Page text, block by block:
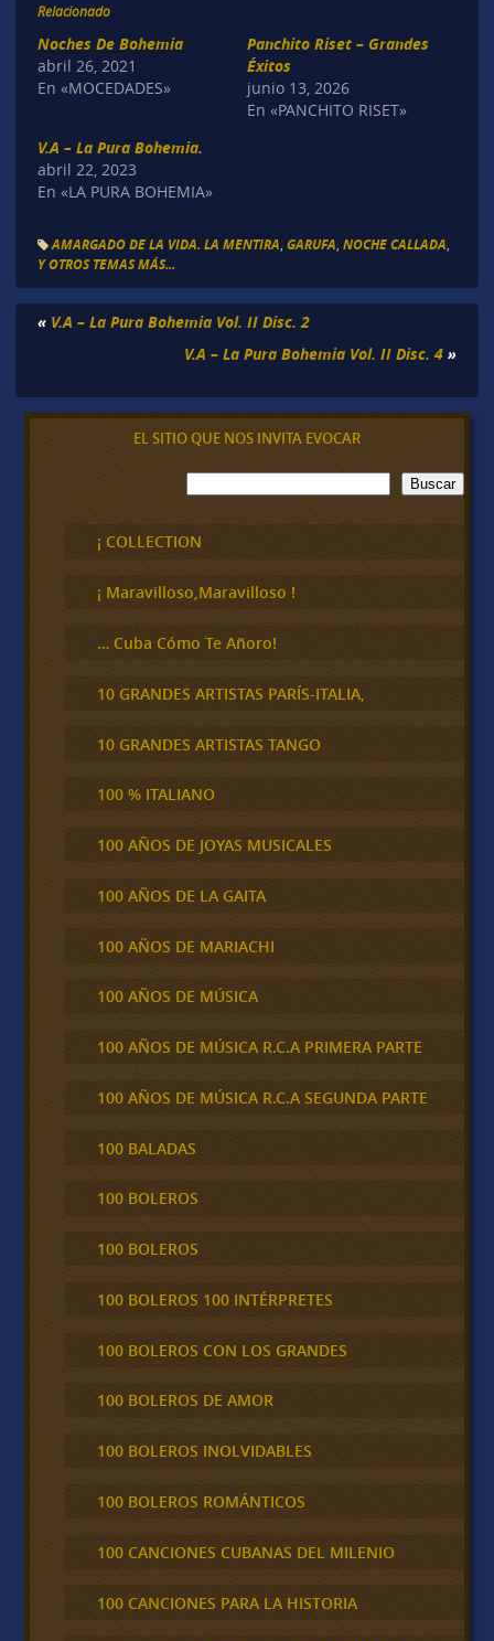
Relacionado
Noches De Bohemia
abril 26, 2021
En «MOCEDADES»
Panchito Riset – Grandes
Éxitos
junio 13, 2026
En «PANCHITO RISET»
V.A – La Pura Bohemia.
abril 22, 2023
En «LA PURA BOHEMIA»
AMARGADO DE LA VIDA. LA MENTIRA GARUFA NOCHE CALLADA
Y OTROS TEMAS MÁS...
« V.A – La Pura Bohemia Vol. II Disc. 2
V.A – La Pura Bohemia Vol. II Disc. 4 »
EL SITIO QUE NOS INVITA EVOCAR
B
u
c
a
Buscar
¡ COLLECTION
¡ Maravilloso,Maravilloso !
… Cuba Cómo Te Añoro!
10 GRANDES ARTISTAS PARÍS-ITALIA,
10 GRANDES ARTISTAS TANGO
100 % ITALIANO
100 AÑOS DE JOYAS MUSICALES
100 AÑOS DE LA GAITA
100 AÑOS DE MARIACHI
100 AÑOS DE MÚSICA
100 AÑOS DE MÚSICA R.C.A PRIMERA PARTE
100 AÑOS DE MÚSICA R.C.A SEGUNDA PARTE
100 BALADAS
100 BOLEROS
100 BOLEROS
100 BOLEROS 100 INTÉRPRETES
100 BOLEROS CON LOS GRANDES
100 BOLEROS DE AMOR
100 BOLEROS INOLVIDABLES
100 BOLEROS ROMÁNTICOS
100 CANCIONES CUBANAS DEL MILENIO
100 CANCIONES PARA LA HISTORIA